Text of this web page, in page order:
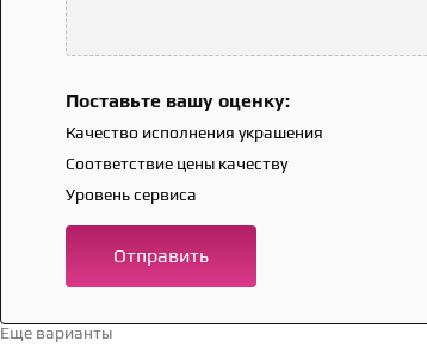
Поставьте вашу оценку:
Качество исполнения украшения
Соответствие цены качеству
Уровень сервиса
Отправить
Еще варианты